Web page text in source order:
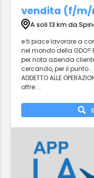
vendita (f/m/
A soli 13 km da
e ti piace lavorare a
nel mondo della GDO?
per nota azienda
cercando, per il
ADDETTO ALLE
offre:...